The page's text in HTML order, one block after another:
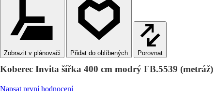
Zobrazit v plánovači Porovnat
Koberec Invita šířka 400 cm modrý FB.5539 (metráž)
Napsat první hodnocení